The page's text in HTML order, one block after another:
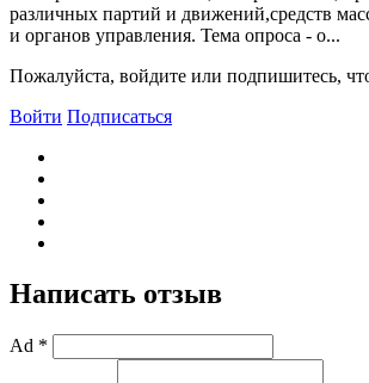
различных партий и движений,средств
и органов управления. Тема опроса - о...
Пожалуйста, войдите или подпишитесь,
Войти Подписаться
Написать отзыв
Ad *